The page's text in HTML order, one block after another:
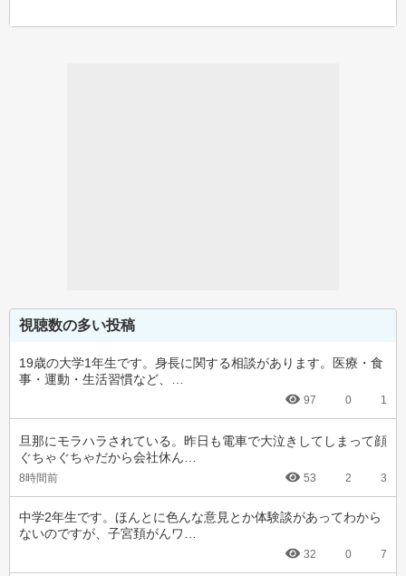
視聴数の多い投稿
19歳の大学1年生です。身長に関する相談があります。医療・食
事・運動・生活習慣など、…
97 0 1
旦那にモラハラされている。昨日も電車で大泣きしてしまって顔
ぐちゃぐちゃだから会社休ん…
8時間前 53 2 3
中学2年生です。ほんとに色んな意見とか体験談があってわから
ないのですが、子宮頚がんワ…
32 0 7